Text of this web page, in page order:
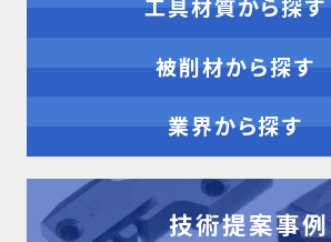
工具材質から探す
被削材から探す
業界から探す
技術提案事例